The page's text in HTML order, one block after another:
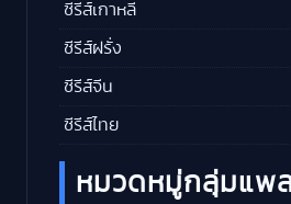
ซีรีส์เกาหลี
ซีรีส์ฝรั่ง
ซีรีส์จีน
ซีรีส์ไทย
หมวดหมู่กลุ่มแพ